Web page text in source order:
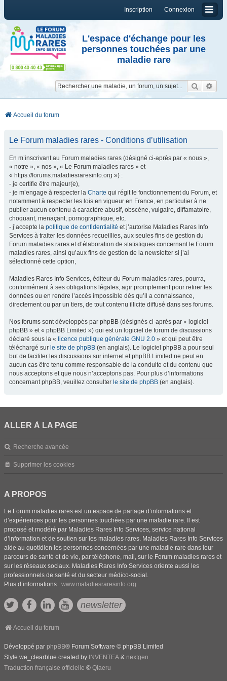
Connexion
Inscription
L'espace d'échange pour les
personnes touchées par une
maladie rare
Accueil du forum
Le Forum maladies rares - Conditions d’utilisation
En m’inscrivant au Forum maladies rares (désigné ci-après par « nous »,
« notre », « nos », « Le Forum maladies rares » et
« https://forums.maladiesraresinfo.org ») :
- je certifie être majeur(e),
- je m’engage à respecter la Charte qui régit le fonctionnement du Forum, et
notamment à respecter les lois en vigueur en France, en particulier à ne
publier aucun contenu à caractère abusif, obscène, vulgaire, diffamatoire,
choquant, menaçant, pornographique, etc,
- j’accepte la politique de confidentialité et j’autorise Maladies Rares Info
Services à traiter les données recueillies, aux seules fins de gestion du
Forum maladies rares et d’élaboration de statistiques concernant le Forum
maladies rares, ainsi qu’aux fins de gestion de la newsletter si j’ai
sélectionné cette option,
Maladies Rares Info Services, éditeur du Forum maladies rares, pourra,
conformément à ses obligations légales, agir promptement pour retirer les
données ou en rendre l’accès impossible dès qu’il a connaissance,
directement ou par un tiers, de tout contenu illicite diffusé dans ses forums.
Nos forums sont développés par phpBB (désignés ci-après par « logiciel
phpBB » et « phpBB Limited ») qui est un logiciel de forum de discussions
déclaré sous la « licence publique générale GNU 2.0 » et qui peut être
téléchargé sur le site de phpBB (en anglais). Le logiciel phpBB a pour seul
but de faciliter les discussions sur internet et phpBB Limited ne peut en
aucun cas être tenu comme responsable de la conduite et du contenu que
nous acceptons et que nous n’acceptons pas. Pour plus d’informations
concernant phpBB, veuillez consulter le site de phpBB (en anglais).
ALLER À LA PAGE
Recherche avancée
Supprimer les cookies
A PROPOS
Le Forum maladies rares est un espace de partage d’informations et
d’expériences pour les personnes touchées par une maladie rare. Il est
proposé et modéré par Maladies Rares Info Services, service national
d’information et de soutien sur les maladies rares. Maladies Rares Info Services
aide au quotidien les personnes concernées par une maladie rare dans leur
parcours de santé et de vie, par téléphone, mail, sur le Forum maladies rares et
sur les réseaux sociaux. Maladies Rares Info Services oriente aussi les
professionnels de santé et du secteur médico-social.
Plus d’informations : www.maladiesraresinfo.org
newsletter
Accueil du forum
Développé par phpBB® Forum Software © phpBB Limited
Style we_clearblue created by INVENTEA & nextgen
Traduction française officielle © Qiaeru